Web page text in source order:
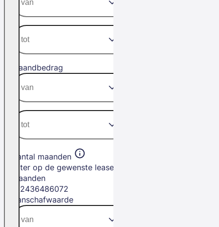
Maandbedrag
Aantal maanden
Filter op de gewenste leasetermijn in
maanden
2436486072
Aanschafwaarde